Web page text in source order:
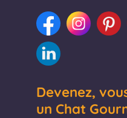
Devenez,
un Chat